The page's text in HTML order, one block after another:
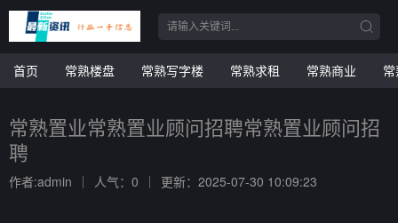
首页 常熟楼盘 常熟写字楼 常熟求租 常熟商业
常熟置业常熟置业顾问招聘常熟置业顾问招
聘
作者:admin 人气：0 更新：2025-07-30 10:09:23